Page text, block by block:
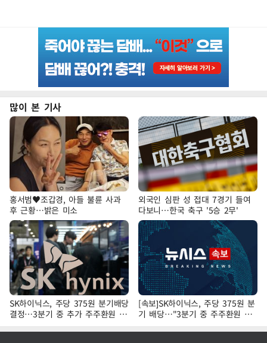
많이 본 기사
홍서범♥조갑경, 아들 불륜 사과
후 근황…밝은 미소
외국인 심판 성 접대 7경기 들여
다보니…한국 축구 '5승 2무'
SK하이닉스, 주당 375원 분기배당
결정…3분기 중 추가 주주환원 발
표
[속보]SK하이닉스, 주당 375원 분
기 배당…"3분기 중 주주환원 방
안 확정"